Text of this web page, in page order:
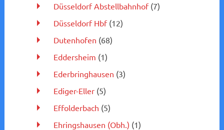
Düsseldorf Abstellbahnhof(7)
Düsseldorf Hbf(12)
Dutenhofen (68)
Eddersheim (1)
Ederbringhausen (3)
Ediger-Eller(5)
Effolderbach (5)
Ehringshausen (Obh.) (1)